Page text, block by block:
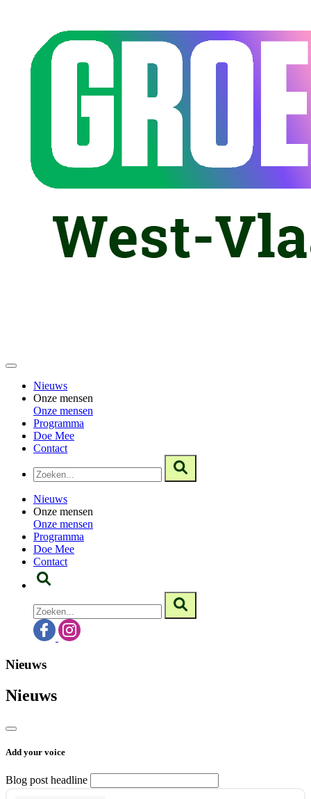
Nieuws
Onze mensen
Onze mensen
Programma
Doe Mee
Contact
Nieuws
Onze mensen
Onze mensen
Programma
Doe Mee
Contact
Nieuws
Nieuws
Add your voice
Blog post headline